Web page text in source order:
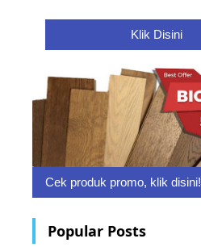
Klik Disini
Cek produk promo, klik disini!
Popular Posts